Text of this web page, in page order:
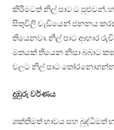
කිරීමටත් නිල් පාට ට පුළුවන්.
සිතුවිලි වැඩියෙන් ජනනය
තියෙනවා. නිල් පාට ආහාර
මතයක් තියෙන නිසා බබාට
වලට නිල් පාට
දුඹුරු වර්ණය
ශක්තිමත් භාවය සහ බුද්ධිමත්